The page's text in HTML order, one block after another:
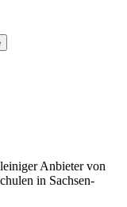
Anbieter von
in Sachsen-